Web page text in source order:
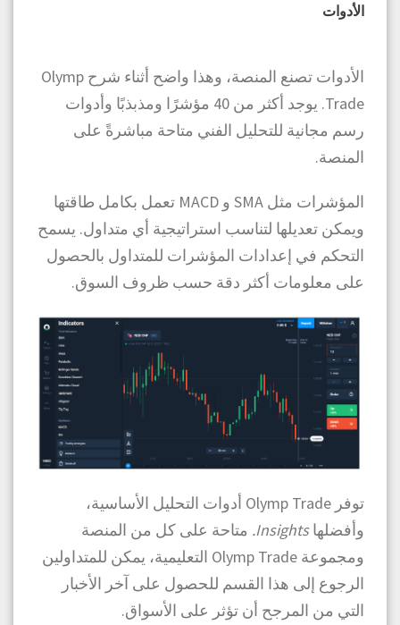
الأدوات
الأدوات تصنع المنصة، وهذا واضح أثناء شرح Olymp
Trade. يوجد أكثر من 40 مؤشرًا ومذبذبًا وأدوات
رسم مجانية للتحليل الفني متاحة مباشرةً على
المنصة.
المؤشرات مثل SMA و MACD تعمل بكامل طاقتها
ويمكن تعديلها لتناسب استراتيجية أي متداول. يسمح
التحكم في إعدادات المؤشرات للمتداول بالحصول
على معلومات أكثر دقة حسب ظروف السوق.
توفر Olymp Trade أدوات التحليل الأساسية،
وأفضلهاInsights. متاحة على كل من المنصة
ومجموعة Olymp Trade التعليمية، يمكن للمتداولين
الرجوع إلى هذا القسم للحصول على آخر الأخبار
التي من المرجح أن تؤثر على الأسواق.